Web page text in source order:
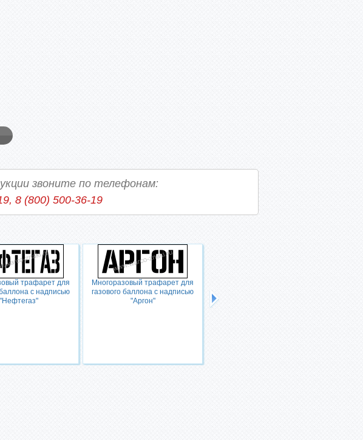
звоните по телефонам:
8 (800) 500-36-19
трафарет для
с надписью
"Нефтегаз"
Многоразовый трафарет для
газового баллона с надписью
"Аргон"